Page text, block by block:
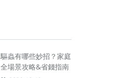
驅蟲有哪些妙招？家庭
全場景攻略&省錢指南